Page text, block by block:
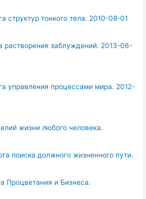
структур тонкого тела. 2010-08-01
растворения заблуждений. 2013-06-
управления процессами мира. 2012-
жизни любого человека.
поиска должного жизненного пути.
Процветания и Бизнеса.